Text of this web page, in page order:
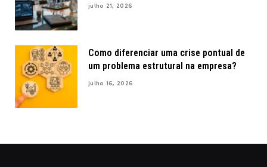
julho 21, 2026
Como diferenciar uma crise pontual de
um problema estrutural na empresa?
julho 16, 2026